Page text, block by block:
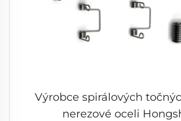
Výrobce spirálových
nerezové oceli